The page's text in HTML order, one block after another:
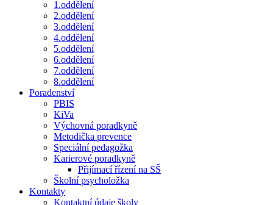
1.oddělení
2.oddělení
3.oddělení
4.oddělení
5.oddělení
6.oddělení
7.oddělení
8.oddělení
Poradenství
PBIS
KiVa
Výchovná poradkyně
Metodička prevence
Speciální pedagožka
Karierové poradkyně
Přijímací řízení na SŠ
Školní psycholožka
Kontakty
Kontaktní údaje školy